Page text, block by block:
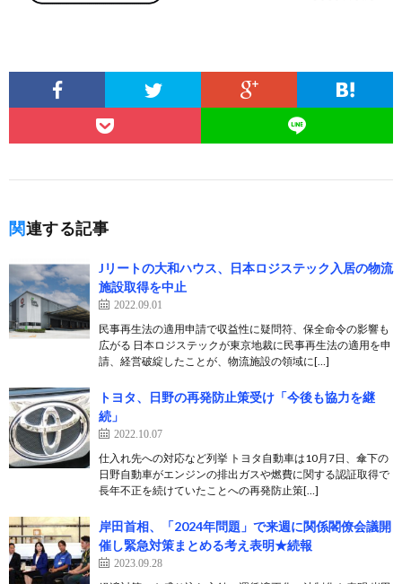
関連する記事
Jリートの大和ハウス、日本ロジステック入居の物流
施設取得を中止
2022.09.01
民事再生法の適用申請で収益性に疑問符、保全命令の影響も
広がる 日本ロジステックが東京地裁に民事再生法の適用を申
請、経営破綻したことが、物流施設の領域に[…]
トヨタ、日野の再発防止策受け「今後も協力を継
続」
2022.10.07
仕入れ先への対応など列挙 トヨタ自動車は10月7日、傘下の
日野自動車がエンジンの排出ガスや燃費に関する認証取得で
長年不正を続けていたことへの再発防止策[…]
岸田首相、「2024年問題」で来週に関係閣僚会議開
催し緊急対策まとめる考え表明★続報
2023.09.28